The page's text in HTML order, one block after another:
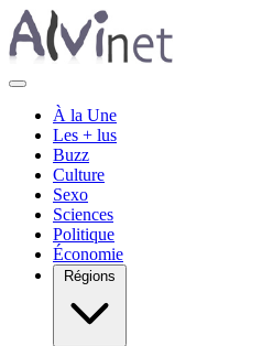
À la Une
Les + lus
Buzz
Culture
Sexo
Sciences
Politique
Économie
Régions